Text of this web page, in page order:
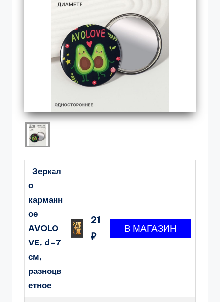
Зеркал
о
карманн
ое
AVOLO
VE, d=7
см,
разноцв
етное
21
₽